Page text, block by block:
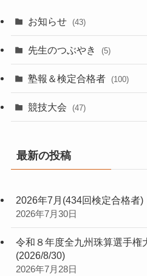
お知らせ (43)
先生のつぶやき (5)
塾報＆検定合格者 (100)
競技大会 (47)
最新の投稿
2026年7月(434回検定合格者)
2026年7月30日
令和８年度全九州珠算選手権
(2026/8/30)
2026年7月28日